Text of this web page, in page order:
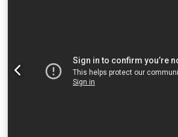
skabelonen til en blank) Kopifræsning
også mulig (kun for rektangulære
opsættes i kun få trin Pneumatisk